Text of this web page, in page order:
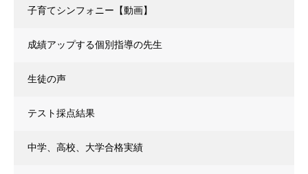
子育てシンフォニー【動画】
成績アップする個別指導の先生
生徒の声
テスト採点結果
中学、高校、大学合格実績